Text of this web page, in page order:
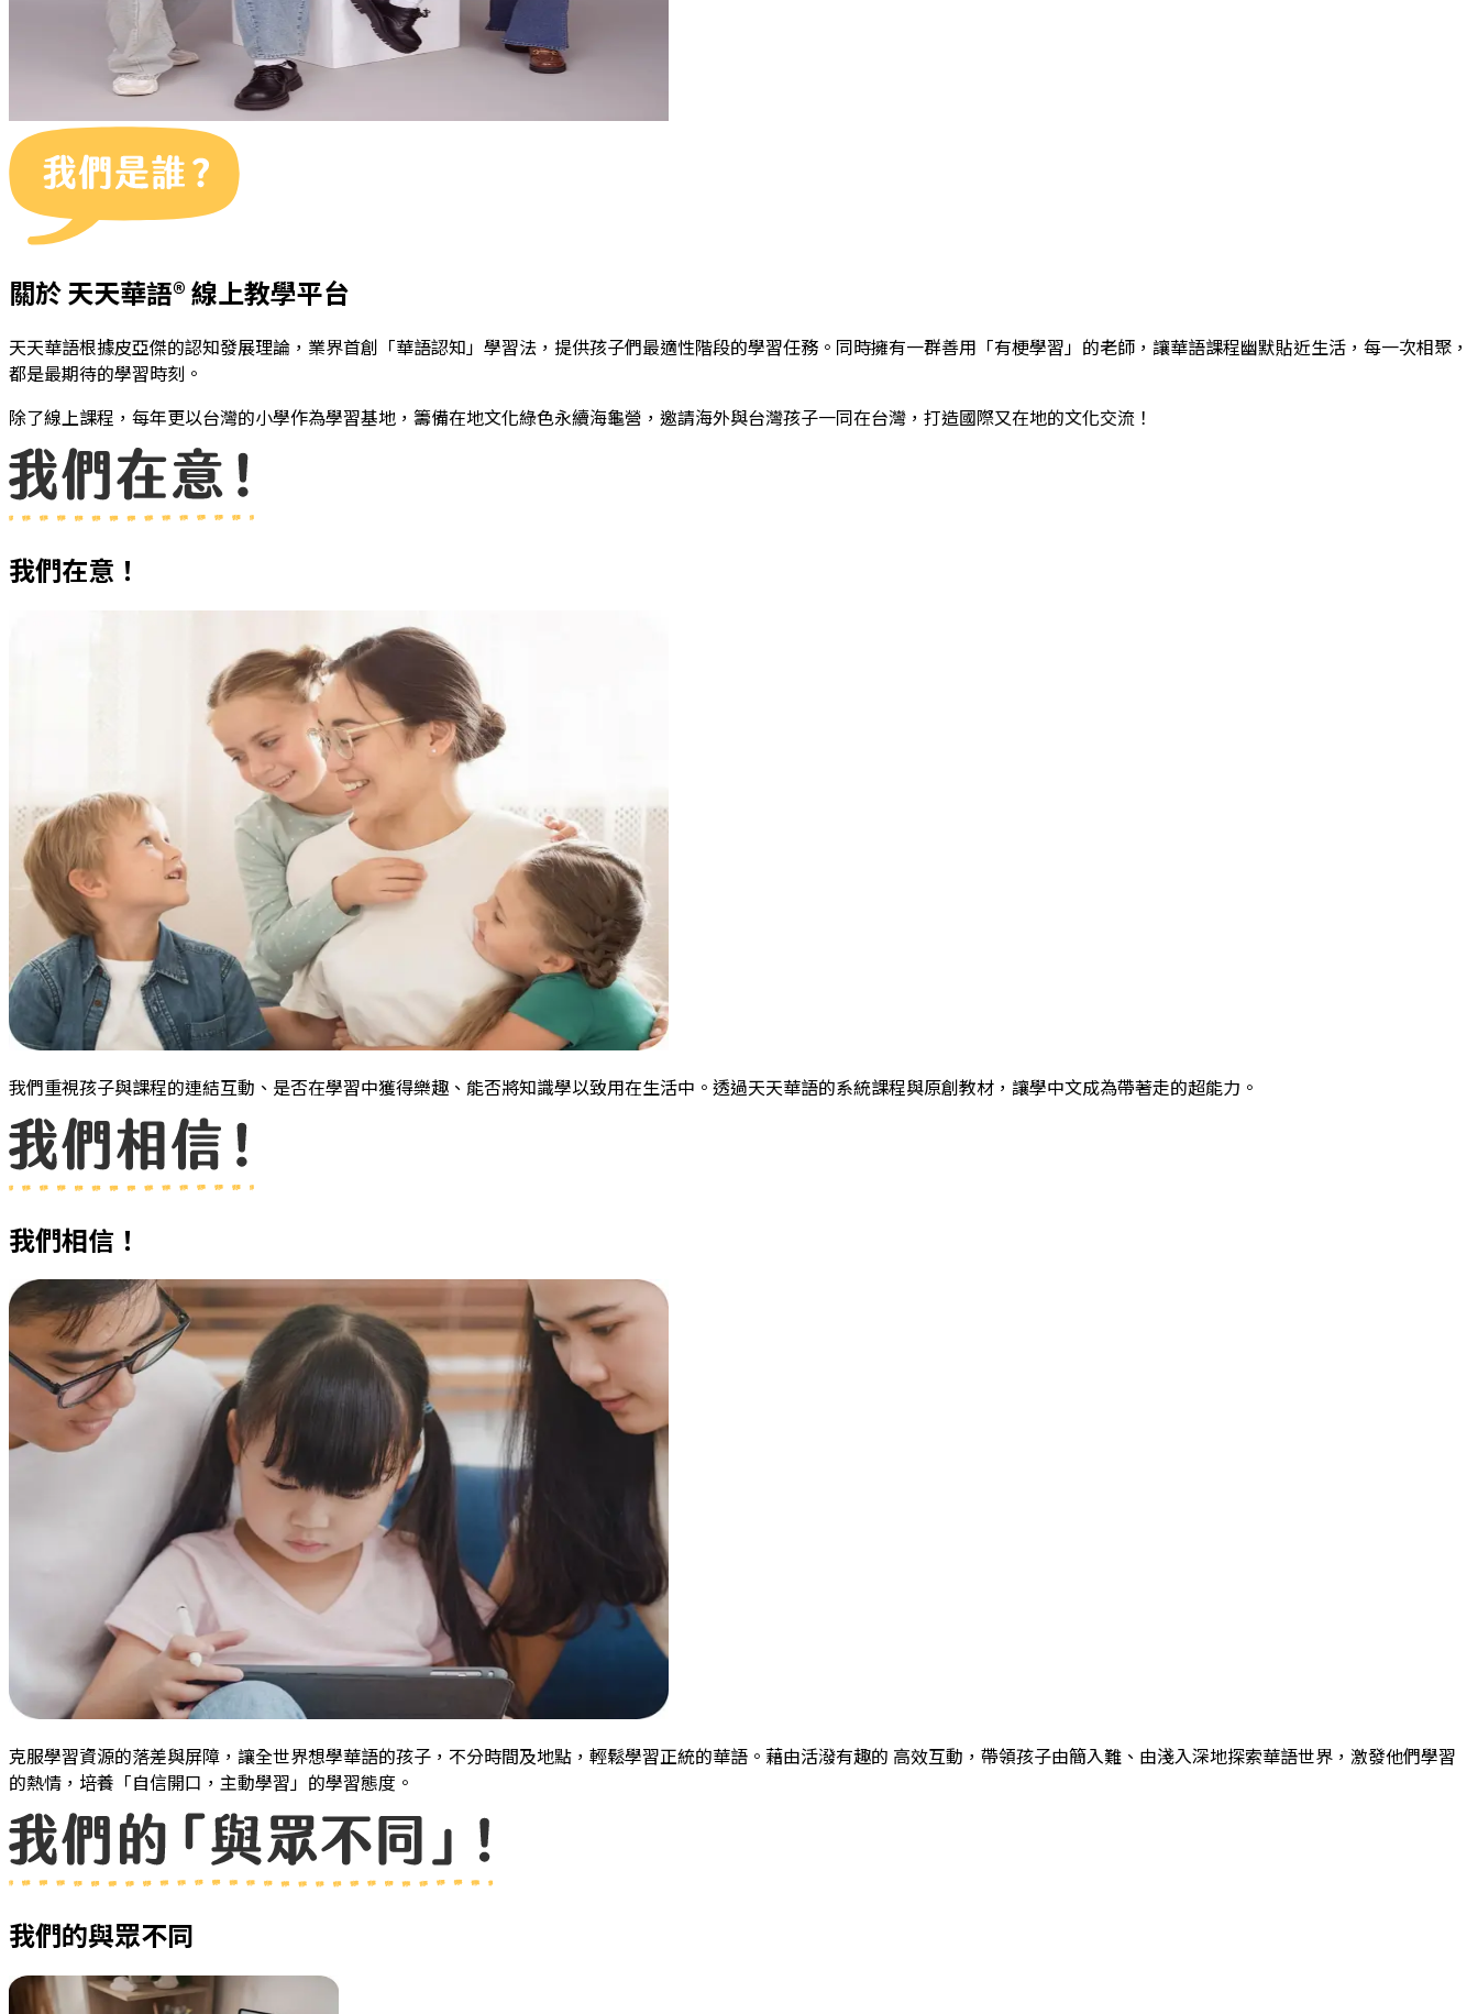
關於 天天華語® 線上教學平台
天天華語根據皮亞傑的認知發展理論，業界首創「華語認知」學習法，提供孩子們最適性階段的學習任務。同時擁有一群善用「有梗學習」的老師，讓華語課程幽默貼近生活，每一次相聚，
都是最期待的學習時刻。
除了線上課程，每年更以台灣的小學作為學習基地，籌備在地文化綠色永續海龜營，邀請海外與台灣孩子一同在台灣，打造國際又在地的文化交流！
我們在意！
我們重視孩子與課程的連結互動、是否在學習中獲得樂趣、能否將知識學以致用在生活中。透過天天華語的系統課程與原創教材，讓學中文成為帶著走的超能力。
我們相信！
克服學習資源的落差與屏障，讓全世界想學華語的孩子，不分時間及地點，輕鬆學習正統的華語。藉由活潑有趣的 高效互動，帶領孩子由簡入難、由淺入深地探索華語世界，激發他們學習
的熱情，培養「自信開口，主動學習」的學習態度。
我們的與眾不同